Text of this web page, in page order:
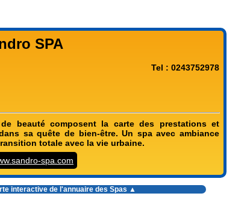
SPA
Tel : 0243752978
beauté composent la carte des prestations et
sa quête de bien-être. Un spa avec ambiance
totale avec la vie urbaine.
spa.com
interactive de l'annuaire des Spas ▲